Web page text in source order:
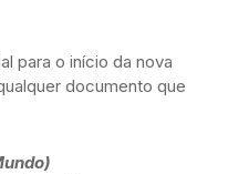
para o início da nova
documento que